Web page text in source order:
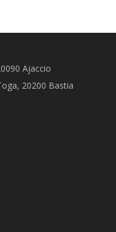
Ajaccio
20200 Bastia